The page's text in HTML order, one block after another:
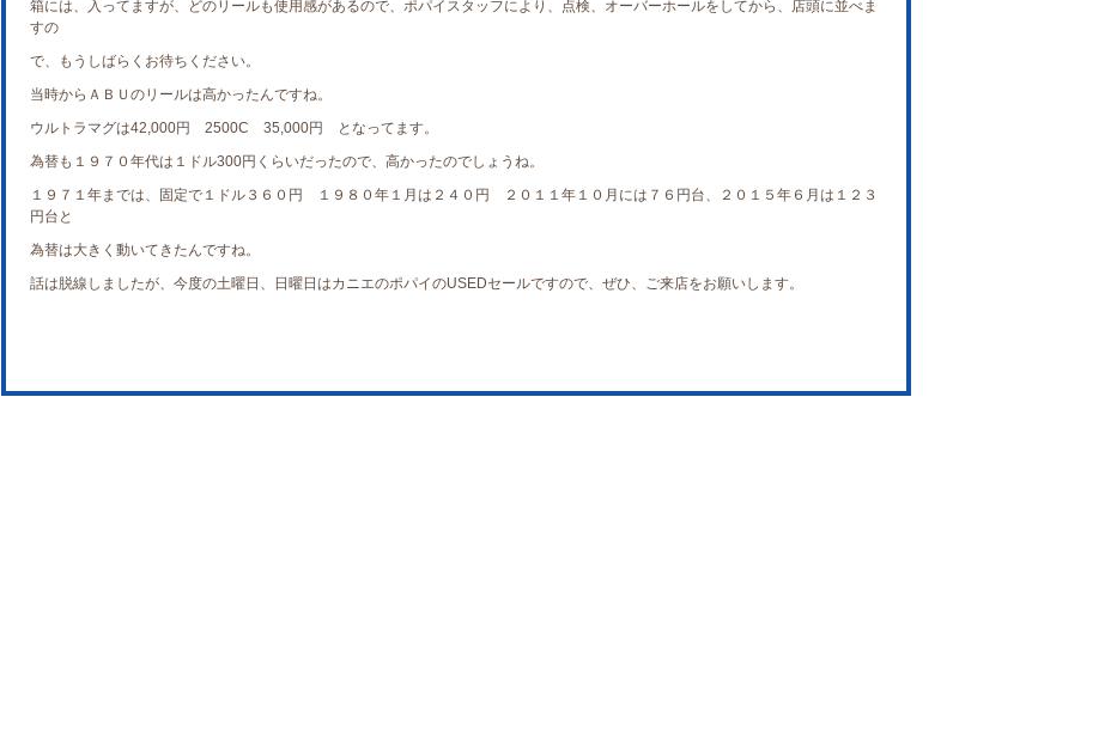
箱には、入ってますが、どのリールも使用感があるので、ポパイスタッフにより、点検、オーバーホールをしてから、店頭に並べま
すの
で、もうしばらくお待ちください。
当時からＡＢＵのリールは高かったんですね。
ウルトラマグは42,000円 2500C 35,000円 となってます。
為替も１９７０年代は１ドル300円くらいだったので、高かったのでしょうね。
１９７１年までは、固定で１ドル３６０円 １９８０年１月は２４０円 ２０１１年１０月には７６円台、２０１５年６月は１２３
円台と
為替は大きく動いてきたんですね。
話は脱線しましたが、今度の土曜日、日曜日はカニエのポパイのUSEDセールですので、ぜひ、ご来店をお願いします。